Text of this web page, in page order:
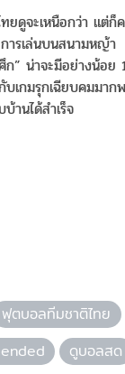
ยดูจะเหนือกว่า แต่ก็
ารเล่นบนสนามหญ้า
ก” น่าจะมีอย่างน้อย
บเกมรุกเฉียบคมมาก
านได้สำเร็จ
ฟุตบอลทีมชาติไทย
ดูบอลสด